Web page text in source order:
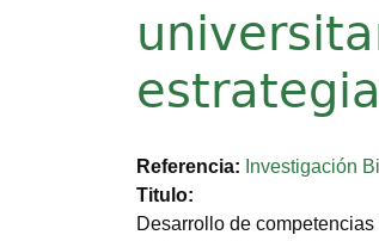
Referencia
Investigación
Titulo
Desarrollo de